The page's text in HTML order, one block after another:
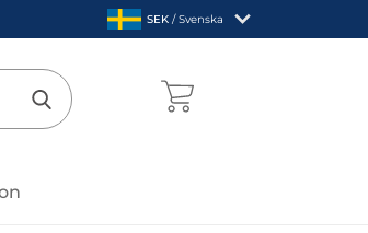
Sverige
,SEK / Svenska
Genomför sökning